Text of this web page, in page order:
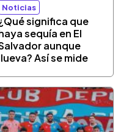
Noticias
significa que
sequía en El
aunque
Así se mide